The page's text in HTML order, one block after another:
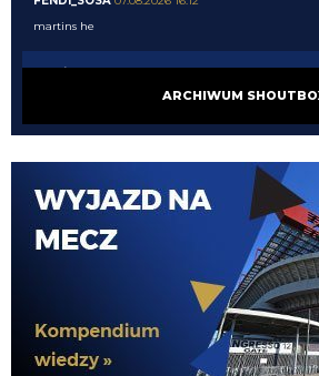
martins he
martins2000 07.08.2026 16:12
Atletico Madryt chce sprzedać Alexandra Sorlotha i
FENDI_SOSA 07.08.2026 16:10
FENDI_SOSA 07.08.2026 16:09
u he jutro z gadami z j?!
ARCHIWUM